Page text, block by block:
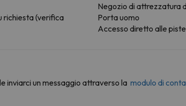
richiesta (verifica
Negozio di attrezzatura
Porta uomo
Accesso diretto alle piste
inviarci un messaggio attraverso la modulo di